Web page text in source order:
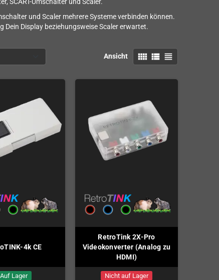
SCART-Umschalter und Scaler.
und Scaler mehrere Systeme verbinden können.
Dein Display beziehungsweise Scaler erwartet.
Ansicht view_comfy view_list view_headline
4k CE
Auf Lager
RetroTink 2X-Pro
Videokonverter (Analog zu
HDMI)
Nicht auf Lager